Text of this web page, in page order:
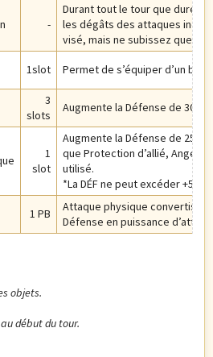
-
Durant tout le tour que dure
les dégâts des attaques
visé, mais ne subissez que la
1slot Permet de s’équiper d’un
3
slots
Augmente la Défense de 30%.
1
slot
Augmente la Défense de 25%
que Protection d’allié, Ange
utilisé.
*La DÉF ne peut excéder +50%.
1 PB
Attaque physique
Défense en puissance
objets.
début du tour.